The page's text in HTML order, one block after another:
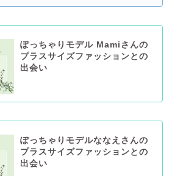
ぽっちゃりモデル Mamiさんの
プラスサイズファッションとの
出会い
ぽっちゃりモデルななえさんの
プラスサイズファッションとの
出会い